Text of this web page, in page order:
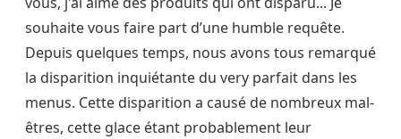
souhaite vous faire part d’une humble requête.
Depuis quelques temps, nous avons tous remarqué
la disparition inquiétante du very parfait dans les
menus. Cette disparition a causé de nombreux mal-
êtres, cette glace étant probablement leur